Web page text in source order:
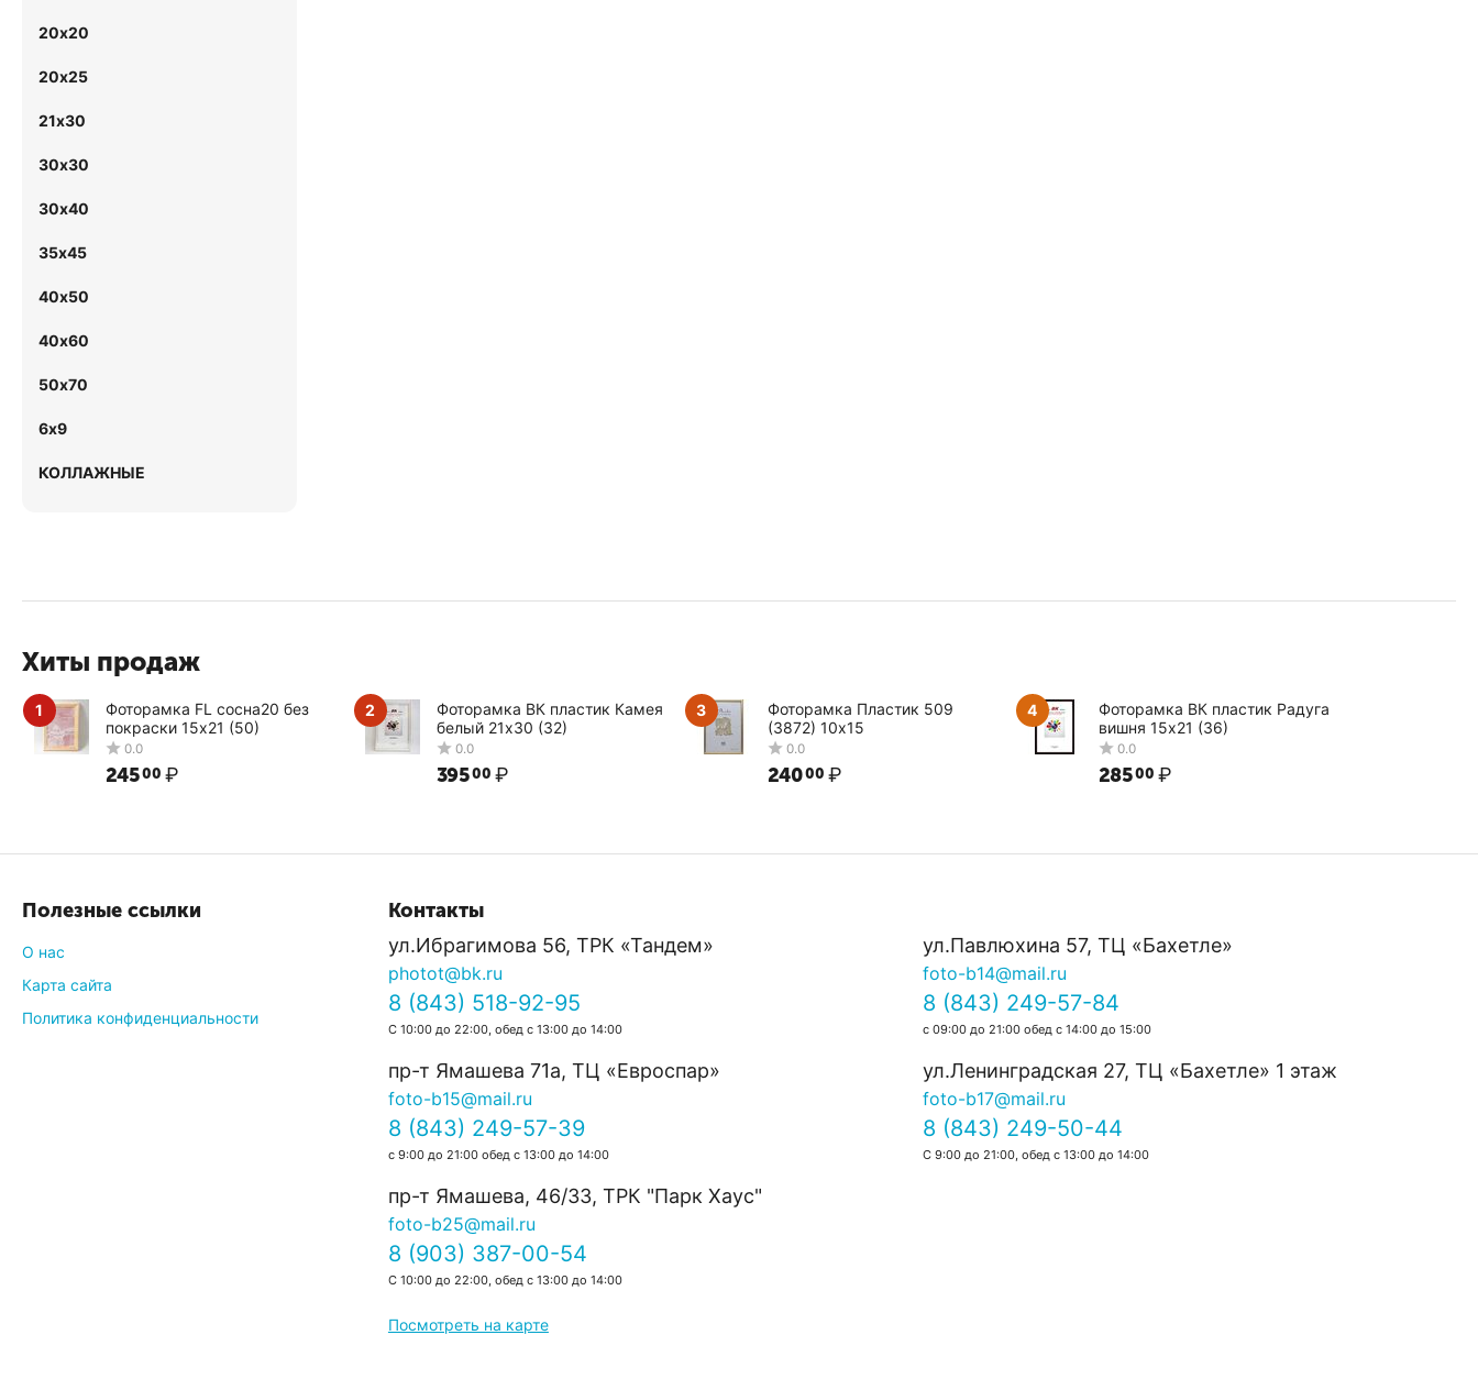
20х20
20х25
21х30
30х30
30х40
35х45
40х50
40х60
50х70
6х9
КОЛЛАЖНЫЕ
Хиты продаж
1
Фоторамка FL сосна20 без
покраски 15х21 (50)
24500 ₽
2
Фоторамка ВК пластик Камея
белый 21х30 (32)
39500 ₽
3
Фоторамка Пластик 509
(3872) 10х15
24000 ₽
4
Фоторамка ВК пластик Радуга
вишня 15х21 (36)
28500 ₽
Полезные ссылки
О нас
Карта сайта
Политика конфиденциальности
Контакты
ул.Ибрагимова 56, ТРК «Тандем»
photot@bk.ru
8 (843) 518-92-95
С 10:00 до 22:00, обед с 13:00 до 14:00
ул.Павлюхина 57, ТЦ «Бахетле»
foto-b14@mail.ru
8 (843) 249-57-84
с 09:00 до 21:00 обед с 14:00 до 15:00
пр-т Ямашева 71а, ТЦ «Евроспар»
foto-b15@mail.ru
8 (843) 249-57-39
с 9:00 до 21:00 обед с 13:00 до 14:00
ул.Ленинградская 27, ТЦ «Бахетле» 1 этаж
foto-b17@mail.ru
8 (843) 249-50-44
С 9:00 до 21:00, обед с 13:00 до 14:00
пр-т Ямашева, 46/33, TРК "Парк Хаус"
foto-b25@mail.ru
8 (903) 387-00-54
С 10:00 до 22:00, обед с 13:00 до 14:00
Посмотреть на карте